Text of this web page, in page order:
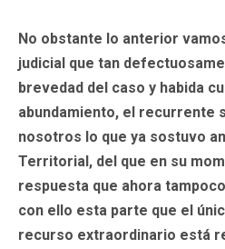
No obstante lo anterior
judicial que tan
brevedad del caso y habida
abundamiento, el recurrente
nosotros lo que ya sostuvo
Territorial, del que en su
respuesta que ahora
con ello esta parte que el
recurso extraordinario está